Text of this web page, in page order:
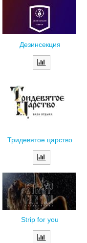
Дезинсекция
Тридевятое царство
Strip for you